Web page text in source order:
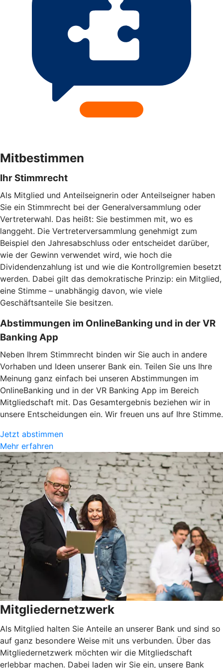
Mitbestimmen
Ihr Stimmrecht
Als Mitglied und Anteilseignerin oder Anteilseigner haben
Sie ein Stimmrecht bei der Generalversammlung oder
Vertreterwahl. Das heißt: Sie bestimmen mit, wo es
langgeht. Die Vertreterversammlung genehmigt zum
Beispiel den Jahresabschluss oder entscheidet darüber,
wie der Gewinn verwendet wird, wie hoch die
Dividendenzahlung ist und wie die Kontrollgremien besetzt
werden. Dabei gilt das demokratische Prinzip: ein Mitglied,
eine Stimme – unabhängig davon, wie viele
Geschäftsanteile Sie besitzen.
Abstimmungen im OnlineBanking und in der VR
Banking App
Neben Ihrem Stimmrecht binden wir Sie auch in andere
Vorhaben und Ideen unserer Bank ein. Teilen Sie uns Ihre
Meinung ganz einfach bei unseren Abstimmungen im
OnlineBanking und in der VR Banking App im Bereich
Mitgliedschaft mit. Das Gesamtergebnis beziehen wir in
unsere Entscheidungen ein. Wir freuen uns auf Ihre Stimme.
Jetzt abstimmen
Mehr erfahren
Mitgliedernetzwerk
Als Mitglied halten Sie Anteile an unserer Bank und sind so
auf ganz besondere Weise mit uns verbunden. Über das
Mitgliedernetzwerk möchten wir die Mitgliedschaft
erlebbar machen. Dabei laden wir Sie ein, unsere Bank